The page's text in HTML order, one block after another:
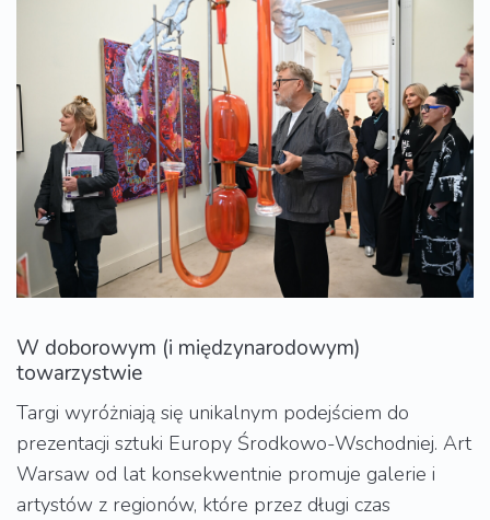
W doborowym (i międzynarodowym)
towarzystwie
Targi wyróżniają się unikalnym podejściem do
prezentacji sztuki Europy Środkowo-Wschodniej. Art
Warsaw od lat konsekwentnie promuje galerie i
artystów z regionów, które przez długi czas